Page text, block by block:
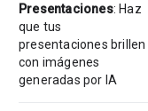
Presentaciones: Haz
que tus
presentaciones brillen
con imágenes
generadas por IA